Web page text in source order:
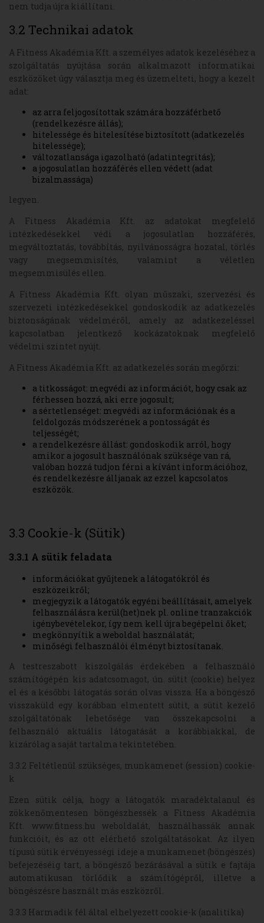
nem tudja újra kiállítani.
3.2 Technikai adatok
A Fitness Akadémia Kft. a személyes adatok kezeléséhez a
szolgáltatás nyújtása során alkalmazott informatikai
eszközöket úgy választja meg és üzemelteti, hogy a kezelt
adat:
az arra feljogosítottak számára hozzáférhető
(rendelkezésre állás);
hitelessége és hitelesítése biztosított (adatkezelés
hitelessége);
változatlansága igazolható (adatintegritás);
a jogosulatlan hozzáférés ellen védett (adat
bizalmassága)
legyen.
A Fitness Akadémia Kft. az adatokat megfelelő
intézkedésekkel védi a jogosulatlan hozzáférés,
megváltoztatás, továbbítás, nyilvánosságra hozatal, törlés
vagy megsemmisítés, valamint a véletlen
megsemmisülés ellen.
A Fitness Akadémia Kft. olyan műszaki, szervezési és
szervezeti intézkedésekkel gondoskodik az adatkezelés
biztonságának védelméről, amely az adatkezeléssel
kapcsolatban jelentkező kockázatoknak megfelelő
védelmi szintet nyújt.
A Fitness Akadémia Kft. az adatkezelés során megőrzi:
a titkosságot: megvédi az információt, hogy csak az
férhessen hozzá, aki erre jogosult;
a sértetlenséget: megvédi az információnak és a
feldolgozás módszerének a pontosságát és
teljességét;
a rendelkezésre állást: gondoskodik arról, hogy
amikor a jogosult használónak szüksége van rá,
valóban hozzá tudjon férni a kívánt információhoz,
és rendelkezésre álljanak az ezzel kapcsolatos
eszközök.
3.3 Cookie-k (Sütik)
3.3.1 A sütik feladata
információkat gyűjtenek a látogatókról és
eszközeikről;
megjegyzik a látogatók egyéni beállításait, amelyek
felhasználásra kerül(het)nek pl. online tranzakciók
igénybevételekor, így nem kell újra begépelni őket;
megkönnyítik a weboldal használatát;
minőségi felhasználói élményt biztosítanak.
A testreszabott kiszolgálás érdekében a felhasználó
számítógépén kis adatcsomagot, ún. sütit (cookie) helyez
el és a későbbi látogatás során olvas vissza. Ha a böngésző
visszaküld egy korábban elmentett sütit, a sütit kezelő
szolgáltatónak lehetősége van összekapcsolni a
felhasználó aktuális látogatását a korábbiakkal, de
kizárólag a saját tartalma tekintetében.
3.3.2 Feltétlenül szükséges, munkamenet (session) cookie-
k
Ezen sütik célja, hogy a látogatók maradéktalanul és
zökkenőmentesen böngészhessék a Fitness Akadémia
Kft. www.fitness.hu weboldalát, használhassák annak
funkcióit, és az ott elérhető szolgáltatásokat. Az ilyen
típusú sütik érvényességi ideje a munkamenet (böngészés)
befejezéséig tart, a böngésző bezárásával a sütik e fajtája
automatikusan törlődik a számítógépről, illetve a
böngészésre használt más eszközről.
3.3.3 Harmadik fél által elhelyezett cookie-k (analitika)